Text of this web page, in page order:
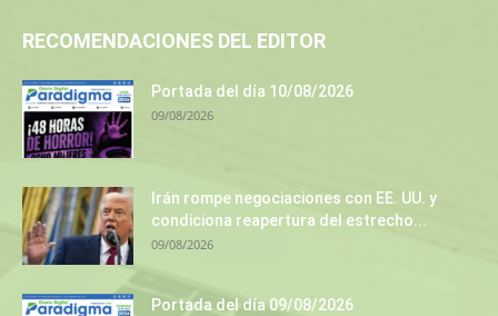
RECOMENDACIONES DEL EDITOR
Portada del día 10/08/2026
09/08/2026
Irán rompe negociaciones con EE. UU. y
condiciona reapertura del estrecho...
09/08/2026
Portada del día 09/08/2026